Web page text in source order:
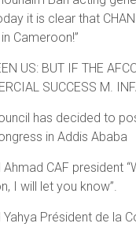
it is clear that
Cameroon!”
US: BUT IF THE
SUCCESS M.
has decided to
in Addis Ababa
CAF president
I will let you know”.
Yahya Président de la